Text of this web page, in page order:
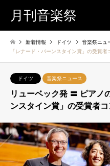
月刊音楽祭
新着情報 ドイツ 音楽祭ニュ
「レナード・バーンスタイン賞」の受賞者
ドイツ 音楽祭ニュース
リューベック発 〓 ピアノ
ンスタイン賞」の受賞者